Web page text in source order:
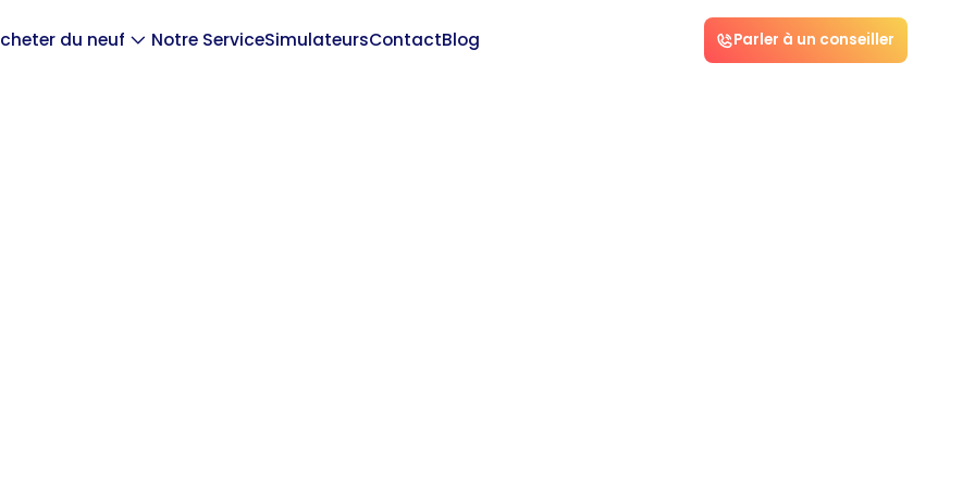
du neuf Notre ServiceSimulateursContactBlog Parler à un conseiller